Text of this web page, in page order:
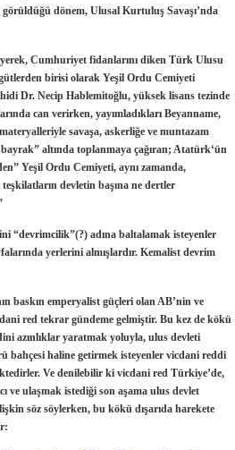
dönem, Ulusal Kurtuluş Savaşı’nda
Cumhuriyet fidanlarını diken Türk Ulusu
birisi olarak Yeşil Ordu Cemiyeti
Dr. Necip Hablemitoğlu, yüksek lisans tezinde
can verirken, yayımladıkları Beyanname,
savaşa, askerliğe ve muntazam
bayrak” altında toplanmaya çağıran; Atatürk‘ün
Yeşil Ordu Cemiyeti, aynı zamanda,
devletin başına ne dertler
“devrimcilik”(?) adına baltalamak isteyenler
yerlerini almışlardır. Kemalist devrim
baskın emperyalist güçleri olan AB’nin ve
red tekrar gündeme gelmiştir. Bu kez de kökü
azınlıklar yaratmak yoluyla, ulus devleti
bahçesi haline getirmek isteyenler vicdani reddi
Ve denilebilir ki vicdani red Türkiye’de,
ve ulaşmak istediği son aşama ulus devlet
söz söylerken, bu kökü dışarıda harekete